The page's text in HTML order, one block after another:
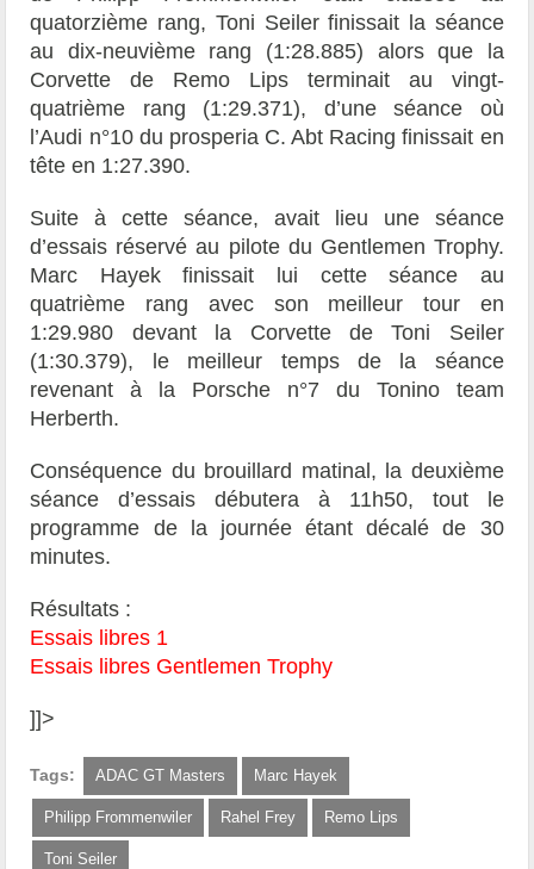
quatorzième rang, Toni Seiler finissait la séance
au dix-neuvième rang (1:28.885) alors que la
Corvette de Remo Lips terminait au vingt-
quatrième rang (1:29.371), d’une séance où
l’Audi n°10 du prosperia C. Abt Racing finissait en
tête en 1:27.390.
Suite à cette séance, avait lieu une séance
d’essais réservé au pilote du Gentlemen Trophy.
Marc Hayek finissait lui cette séance au
quatrième rang avec son meilleur tour en
1:29.980 devant la Corvette de Toni Seiler
(1:30.379), le meilleur temps de la séance
revenant à la Porsche n°7 du Tonino team
Herberth.
Conséquence du brouillard matinal, la deuxième
séance d’essais débutera à 11h50, tout le
programme de la journée étant décalé de 30
minutes.
Résultats :
Essais libres 1
Essais libres Gentlemen Trophy
]]>
Tags: ADAC GT Masters Marc Hayek
Philipp Frommenwiler Rahel Frey Remo Lips
Toni Seiler